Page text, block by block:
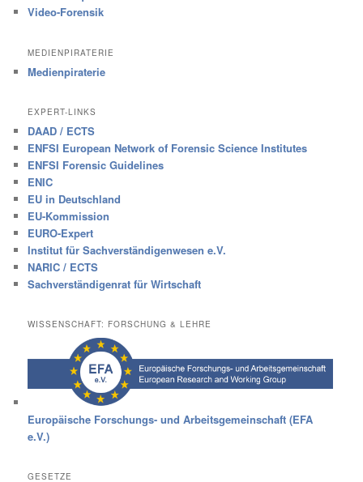
Video-Forensik
MEDIENPIRATERIE
Medienpiraterie
EXPERT-LINKS
DAAD / ECTS
ENFSI European Network of Forensic Science Institutes
ENFSI Forensic Guidelines
ENIC
EU in Deutschland
EU-Kommission
EURO-Expert
Institut für Sachverständigenwesen e.V.
NARIC / ECTS
Sachverständigenrat für Wirtschaft
WISSENSCHAFT: FORSCHUNG & LEHRE
Europäische Forschungs- und Arbeitsgemeinschaft (EFA
e.V.)
GESETZE